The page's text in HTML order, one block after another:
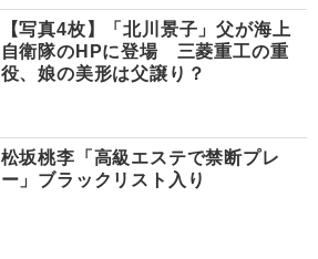
【写真4枚】「北川景子」父が海上
自衛隊のHPに登場 三菱重工の重
役、娘の美形は父譲り？
松坂桃李「高級エステで禁断プレ
ー」ブラックリスト入り